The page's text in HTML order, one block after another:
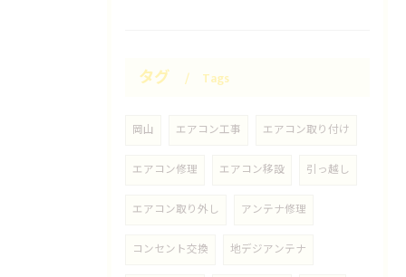
タグ Tags
岡山 エアコン工事 エアコン取り付け
エアコン修理 エアコン移設 引っ越し
エアコン取り外し アンテナ修理
コンセント交換 地デジアンテナ